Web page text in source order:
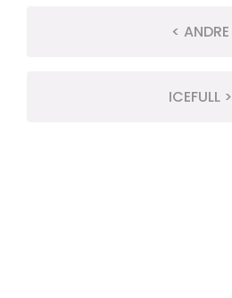
< ANDRE
ICEFULL >